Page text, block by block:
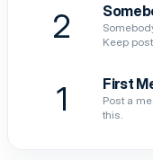
2
Keep
1 First
Post a
this.